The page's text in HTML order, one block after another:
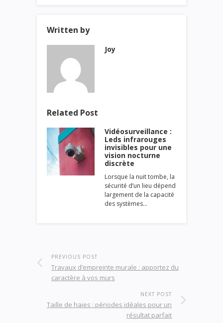
Written by
Joy
Related Post
Vidéosurveillance :
Leds infrarouges
invisibles pour une
vision nocturne
discrète
Lorsque la nuit tombe, la
sécurité d’un lieu dépend
largement de la capacité
des systèmes…
PREVIOUS POST
Travaux d’empreinte murale : apportez du
caractère à vos murs
NEXT POST
Taille de haies : périodes idéales pour un
résultat parfait